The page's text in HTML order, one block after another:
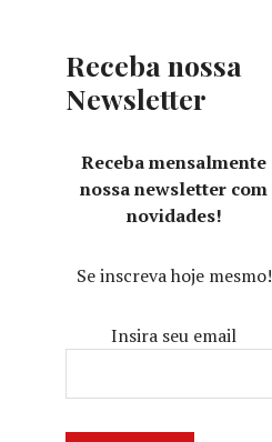
Receba nossa
Newsletter
Receba mensalmente
nossa newsletter com
novidades!
Se inscreva hoje mesmo!
Insira seu email